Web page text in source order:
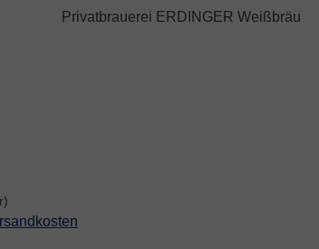
Privatbrauerei ERDINGER Weißbräu